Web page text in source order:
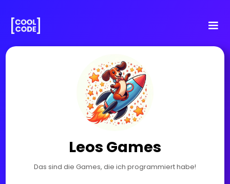
Leos Games
Das sind die Games, die ich programmiert habe!